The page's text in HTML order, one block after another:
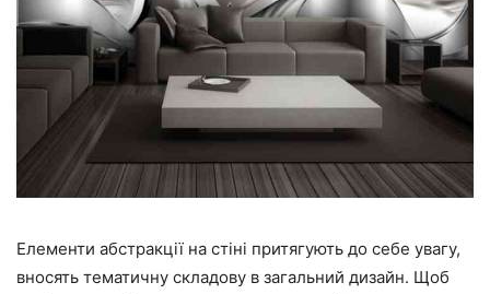
Елементи абстракції на стіні притягують до себе увагу,
вносять тематичну складову в загальний дизайн. Щоб